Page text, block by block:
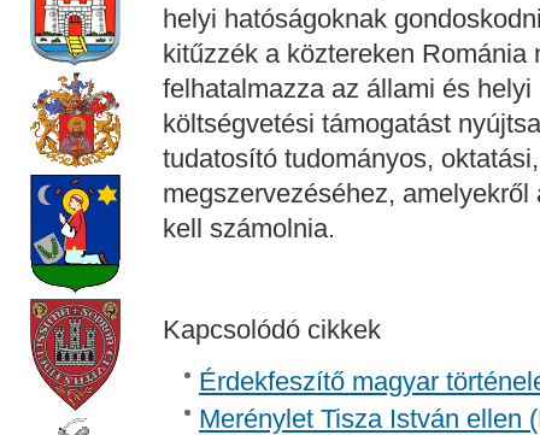
helyi hatóságoknak
kitűzzék a köztereken
felhatalmazza az állami és
költségvetési támogatást
tudatosító tudományos,
megszervezéséhez,
kell számolnia.
Kapcsolódó cikkek
Érdekfeszítő magyar
Merénylet Tisza István ellen